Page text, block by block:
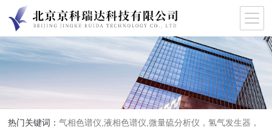
热门关键词：气相色谱仪,液相色谱仪,微量硫分析仪，氢气发生器，